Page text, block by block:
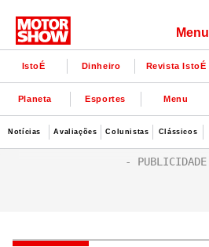
Menu
IstoÉ Dinheiro Revista IstoÉ
Planeta Esportes Menu
Notícias Avaliações Colunistas Clássicos